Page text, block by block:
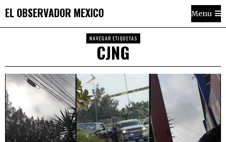
EL OBSERVADOR MEXICO Menu
NAVEGAR ETIQUETAS
CJNG